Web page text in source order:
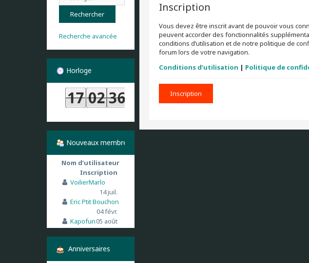
Inscription
Vous devez être inscrit avant de pouvoir vous
peuvent accorder des fonctionnalités
conditions d’utilisation et de notre politique de
forum lors de votre navigation.
Conditions d’utilisation | Politique de
Inscription
Recherche avancée
Horloge
Nouveaux membres
Nom d’utilisateur
Inscription
VoilierMarlo
14 juil.
Eric Ptit Bouchon
04 févr.
Kapofun05 août
Anniversaires